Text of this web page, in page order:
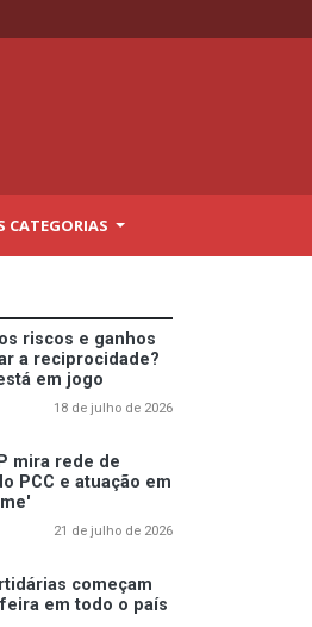
CATEGORIAS
riscos e ganhos
a reciprocidade?
em jogo
18 de julho de 2026
mira rede de
PCC e atuação em
21 de julho de 2026
começam
em todo o país